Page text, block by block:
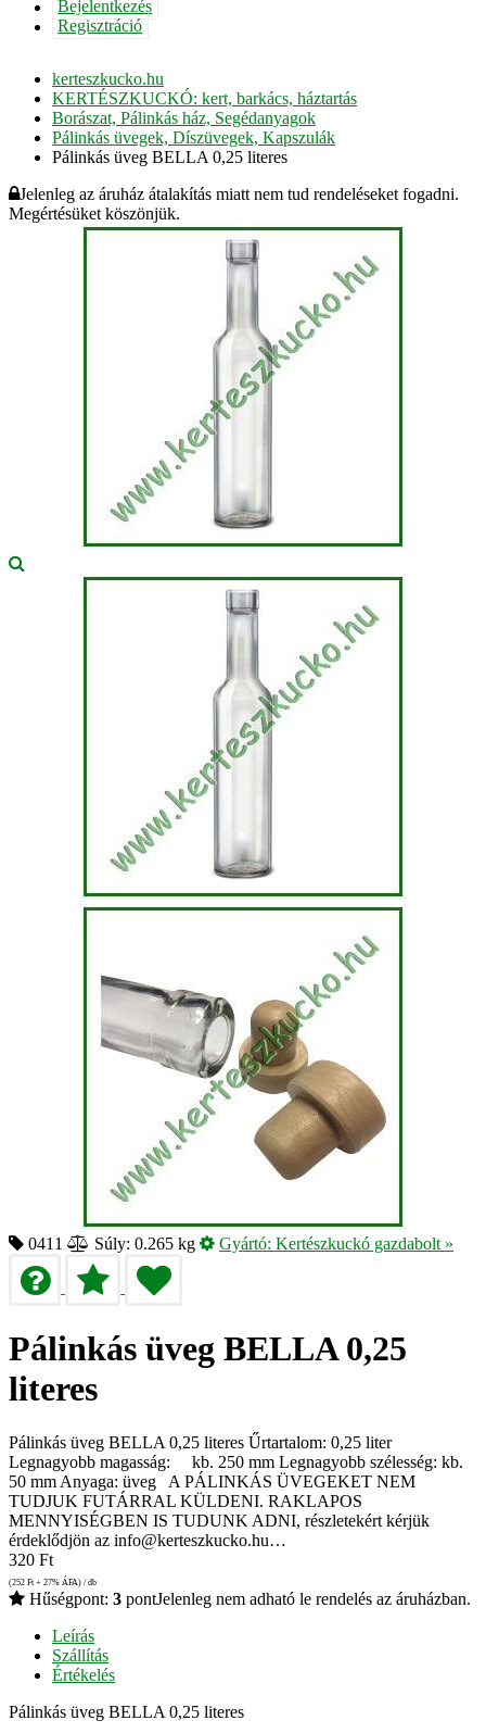
Bejelentkezés
Regisztráció
kerteszkucko.hu
KERTÉSZKUCKÓ: kert, barkács, háztartás
Borászat, Pálinkás ház, Segédanyagok
Pálinkás üvegek, Díszüvegek, Kapszulák
Pálinkás üveg BELLA 0,25 literes
Jelenleg az áruház átalakítás miatt nem tud rendeléseket fogadni.
Megértésüket köszönjük.
0411 Súly: 0.265 kg Gyártó: Kertészkuckó gazdabolt »
Pálinkás üveg BELLA 0,25
literes
Pálinkás üveg BELLA 0,25 literes Űrtartalom: 0,25 liter
Legnagyobb magasság: kb. 250 mm Legnagyobb szélesség: kb.
50 mm Anyaga: üveg A PÁLINKÁS ÜVEGEKET NEM
TUDJUK FUTÁRRAL KÜLDENI. RAKLAPOS
MENNYISÉGBEN IS TUDUNK ADNI, részletekért kérjük
érdeklődjön az info@kerteszkucko.hu…
320 Ft
(252 Ft + 27% ÁFA) / db
Hűségpont: 3 pontJelenleg nem adható le rendelés az áruházban.
Leírás
Szállítás
Értékelés
Pálinkás üveg BELLA 0,25 literes